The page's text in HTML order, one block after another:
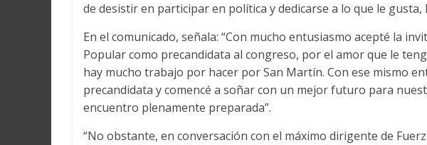
de desistir en participar en política y dedicarse a lo que le gusta,
En el comunicado, señala: “Con mucho entusiasmo acepté la
Popular como precandidata al congreso, por el amor que le
hay mucho trabajo por hacer por San Martín. Con ese mismo
precandidata y comencé a soñar con un mejor futuro para
encuentro plenamente preparada”.
“No obstante, en conversación con el máximo dirigente de